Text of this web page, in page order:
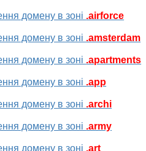
домену в зоні .airforce
домену в зоні .amsterdam
домену в зоні .apartments
домену в зоні .app
домену в зоні .archi
домену в зоні .army
домену в зоні .art